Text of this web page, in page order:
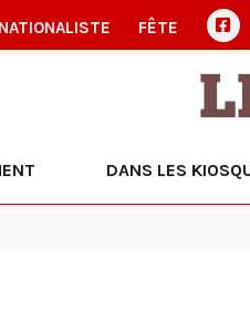
FÊTE
DANS LES